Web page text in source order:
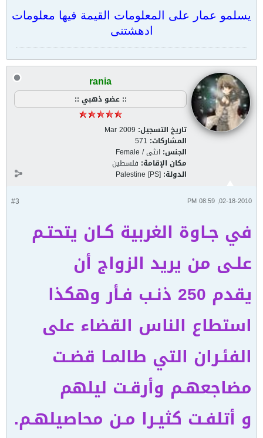
يسلمو عمار على المعلومات القيمة فيها معلومات
ادهشتنى
rania
:: عضو ذهبي ::
تاريخ التسجيل: Mar 2009
المشاركات: 571
الجنس: انثى / Female
مكان الإقامة: فلسطين
الدولة: Palestine [PS]
#3 02-18-2010, 08:59 PM
في جـاوة الغربية كـان يتحتـم
علـى من يريد الزواج أن
يقدم 250 ذنـب فـأر وهكذا
استطاع الناس القضاء على
الفئـران التي طالمـا قضـت
مضاجعهـم وأرقـت ليلهم
و أتلفـت كثيـرا مـن محاصيلهـم.